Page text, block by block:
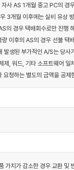
사 AS 1개월 중고 PC의 경
개월 이후에는 실비 유상
경우 택배회수로만 진행
이후의 AS의 경우 선불
생된 부가적인 A/S는 당
제, 워드, 기타 소프트웨어 일
청하는 별도의 금액을 공
가치가 감소한 경우 교환 및